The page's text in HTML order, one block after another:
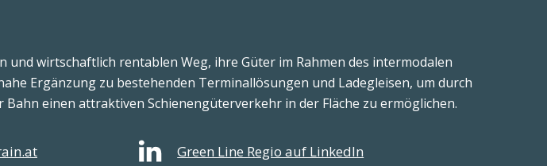
und wirtschaftlich rentablen Weg, ihre Güter im Rahmen des intermodalen
Ergänzung zu bestehenden Terminallösungen und Ladegleisen, um durch
einen attraktiven Schienengüterverkehr in der Fläche zu ermöglichen.
Green Line Regio auf LinkedIn